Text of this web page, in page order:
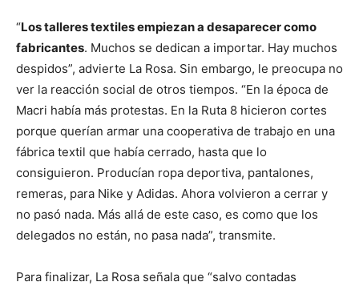
“Los talleres textiles empiezan a desaparecer como
fabricantes. Muchos se dedican a importar. Hay muchos
despidos”, advierte La Rosa. Sin embargo, le preocupa no
ver la reacción social de otros tiempos. “En la época de
Macri había más protestas. En la Ruta 8 hicieron cortes
porque querían armar una cooperativa de trabajo en una
fábrica textil que había cerrado, hasta que lo
consiguieron. Producían ropa deportiva, pantalones,
remeras, para Nike y Adidas. Ahora volvieron a cerrar y
no pasó nada. Más allá de este caso, es como que los
delegados no están, no pasa nada”, transmite.
Para finalizar, La Rosa señala que “salvo contadas